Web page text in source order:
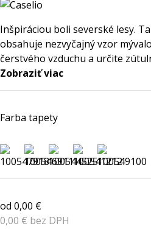
Inšpiráciou boli severské lesy.
obsahuje nezvyčajný vzor
čerstvého vzduchu a určite
Zobraziť viac
Farba tapety
od 0,00 €
0,00 € bez DPH